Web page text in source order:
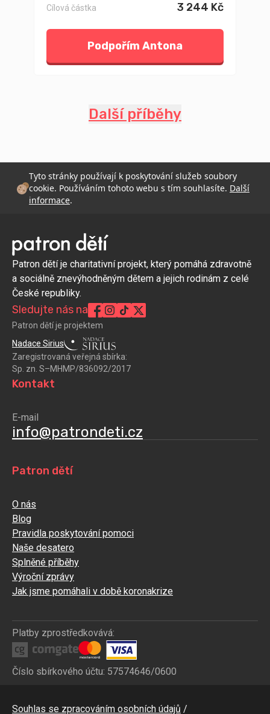
Cílová částka 3 244 Kč
Podpořím Antona
Další příběhy
Tyto stránky používají k poskytování služeb soubory
cookie. Používáním tohoto webu s tím souhlasíte. Další
informace.
Patron dětí je charitativní projekt, který pomáhá zdravotně
a sociálně znevýhodněným dětem a jejich rodinám z celé
České republiky.
Sledujte nás na
Patron dětí je projektem
Nadace Sirius
Zaregistrovaná veřejná sbírka:
Sp. zn. S–MHMP/836092/2017
Patron dětí
O nás
Blog
Pravidla poskytování pomoci
Naše desatero
Splněné příběhy
Výroční zprávy
Jak jsme pomáhali v době koronakrize
Kontakt
E-mail
info@patrondeti.cz
Platby zprostředkovává:
Číslo sbírkového účtu: 57574646/0600
Bottom
Souhlas se zpracováním osobních údajů